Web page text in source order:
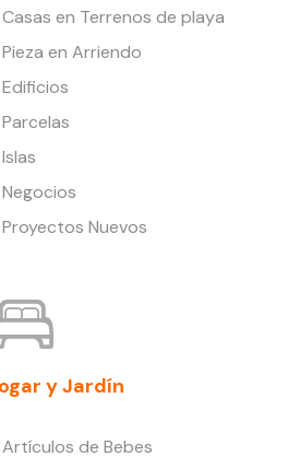
Casas en Terrenos de playa
Pieza en Arriendo
Edificios
Parcelas
Islas
Negocios
Proyectos Nuevos
y Jardín
Artículos de Bebes